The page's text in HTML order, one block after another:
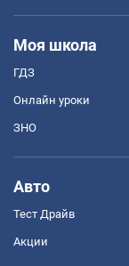
Моя школа
ГДЗ
Онлайн уроки
ЗНО
Авто
Тест Драйв
Акции